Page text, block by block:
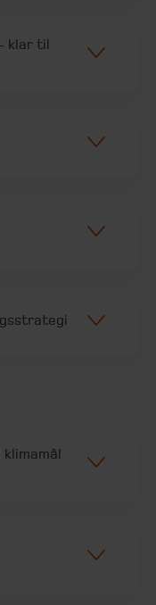
klar til
klimamål